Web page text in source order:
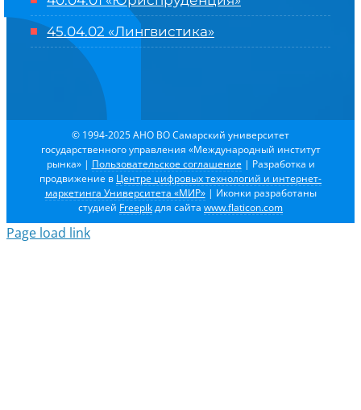
45.04.02 «Лингвистика»
© 1994-2025 АНО ВО Самарский университет
государственного управления «Международный институт
рынка» | Пользовательское соглашение | Разработка и
продвижение в Центре цифровых технологий и интернет-
маркетинга Университета «МИР»| Иконки разработаны
студией Freepikдля сайта www.flaticon.com
Page load link